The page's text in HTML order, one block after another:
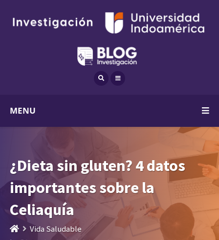
MENU
¿Dieta sin gluten? 4 datos
importantes sobre la
Celiaquía
Vida Saludable